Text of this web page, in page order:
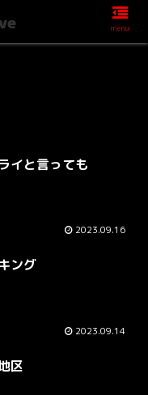
イと言っても
2023.09.16
ング
2023.09.14
区
menu